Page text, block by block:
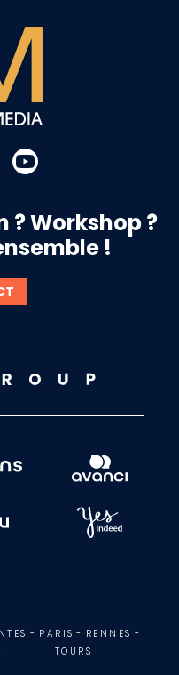
? Workshop ?
!
- PARIS - RENNES -
TOURS